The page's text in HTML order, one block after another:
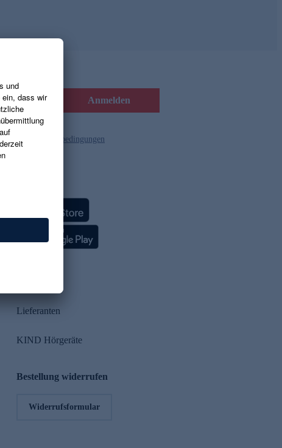
Anmelden
und die Gutscheinbedingungen
Lieferanten
KIND Hörgeräte
Bestellung widerrufen
Widerrufsformular